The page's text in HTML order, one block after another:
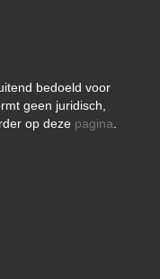
bedoeld voor
geen juridisch,
op deze pagina